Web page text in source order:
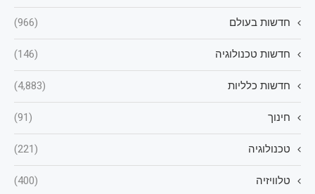
חדשות בעולם (966)
חדשות טכנולוגיה (146)
חדשות כלליות (4,883)
חינוך (91)
טכנולוגיה (221)
טלוויזיה (400)